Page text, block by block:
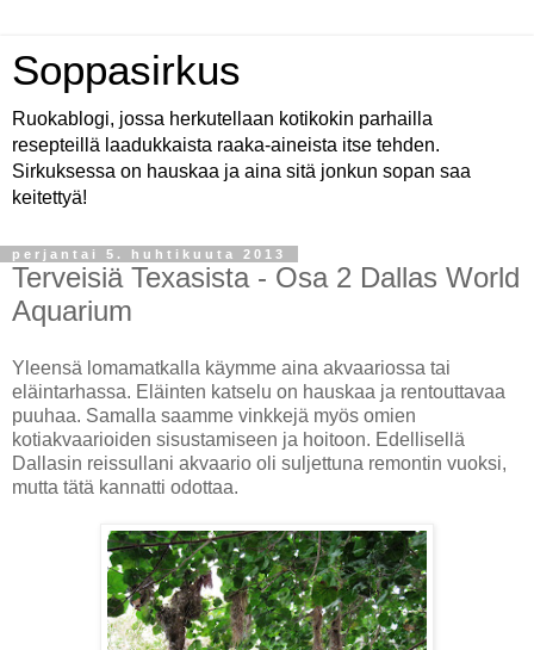
Soppasirkus
Ruokablogi, jossa herkutellaan kotikokin parhailla
resepteillä laadukkaista raaka-aineista itse tehden.
Sirkuksessa on hauskaa ja aina sitä jonkun sopan saa
keitettyä!
perjantai 5. huhtikuuta 2013
Terveisiä Texasista - Osa 2 Dallas World
Aquarium
Yleensä lomamatkalla käymme aina akvaariossa tai
eläintarhassa. Eläinten katselu on hauskaa ja rentouttavaa
puuhaa. Samalla saamme vinkkejä myös omien
kotiakvaarioiden sisustamiseen ja hoitoon. Edellisellä
Dallasin reissullani akvaario oli suljettuna remontin vuoksi,
mutta tätä kannatti odottaa.